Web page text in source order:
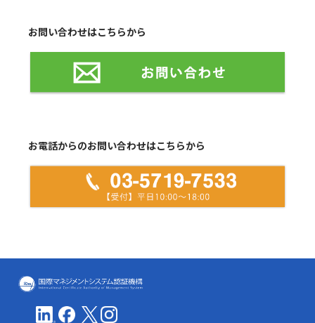
お問い合わせはこちらから
お電話からのお問い合わせはこちらから